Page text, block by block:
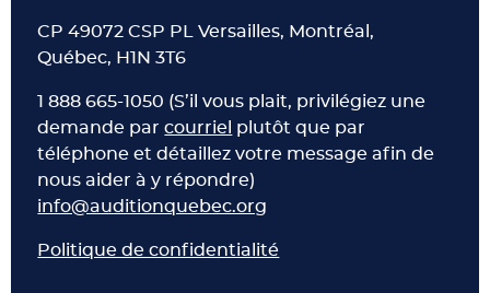
CP 49072 CSP PL Versailles, Montréal,
Québec, H1N 3T6
1 888 665-1050 (S’il vous plait, privilégiez une
demande parcourriel plutôt que par
téléphone et détaillez votre message afin de
nous aider à y répondre)
info@auditionquebec.org
Politique de confidentialité